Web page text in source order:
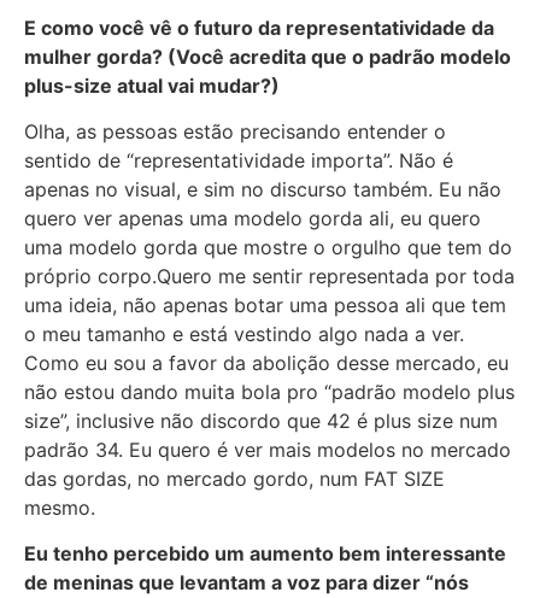
E como você vê o futuro da representatividade da
mulher gorda? (Você acredita que o padrão modelo
plus-size atual vai mudar?)
Olha, as pessoas estão precisando entender o
sentido de “representatividade importa”. Não é
apenas no visual, e sim no discurso também. Eu não
quero ver apenas uma modelo gorda ali, eu quero
uma modelo gorda que mostre o orgulho que tem do
próprio corpo.Quero me sentir representada por toda
uma ideia, não apenas botar uma pessoa ali que tem
o meu tamanho e está vestindo algo nada a ver.
Como eu sou a favor da abolição desse mercado, eu
não estou dando muita bola pro “padrão modelo plus
size”, inclusive não discordo que 42 é plus size num
padrão 34. Eu quero é ver mais modelos no mercado
das gordas, no mercado gordo, num FAT SIZE
mesmo.
Eu tenho percebido um aumento bem interessante
de meninas que levantam a voz para dizer “nós